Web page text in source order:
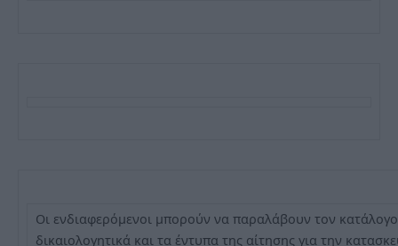
Οι ενδιαφερόμενοι μπορούν να παραλάβουν τον
δικαιολογητικά και τα έντυπα της αίτησης για την